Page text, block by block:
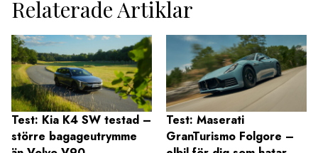
Relaterade Artiklar
Test: Kia K4 SW testad –
större bagageutrymme
Test: Maserati
GranTurismo Folgore –